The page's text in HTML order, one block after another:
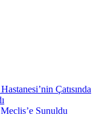
Çatısında
Sunuldu